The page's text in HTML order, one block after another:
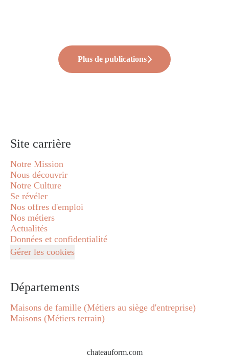
Plus de publications
Site carrière
Notre Mission
Nous découvrir
Notre Culture
Se révéler
Nos offres d'emploi
Nos métiers
Actualités
Données et confidentialité
Gérer les cookies
Départements
Maisons de famille (Métiers au siège d'entreprise)
Maisons (Métiers terrain)
chateauform.com